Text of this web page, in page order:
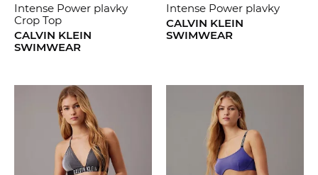
Intense Power plavky
Crop Top
CALVIN KLEIN
SWIMWEAR
Intense Power plavky
CALVIN KLEIN
SWIMWEAR